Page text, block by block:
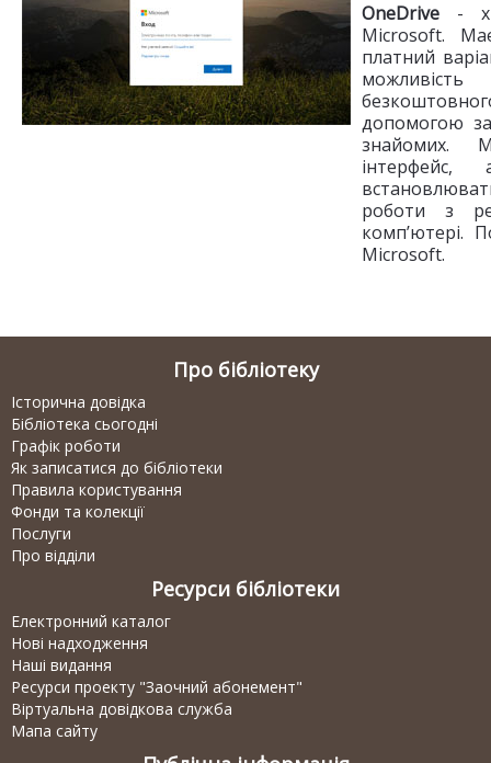
OneDrive -
Microsoft.
платний
допомогою
знайомих.
роботи з
комп’ютері.
Microsoft.
Про бібліотеку
Історична довідка
Бібліотека сьогодні
Графік роботи
Як записатися до бібліотеки
Правила користування
Фонди та колекції
Послуги
Про відділи
Ресурси бібліотеки
Електронний каталог
Нові надходження
Наші видання
Ресурси проекту "Заочний абонемент"
Віртуальна довідкова служба
Мапа сайту